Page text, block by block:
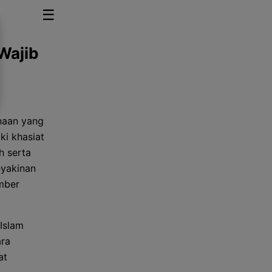
☰
yang
khasiat
serta